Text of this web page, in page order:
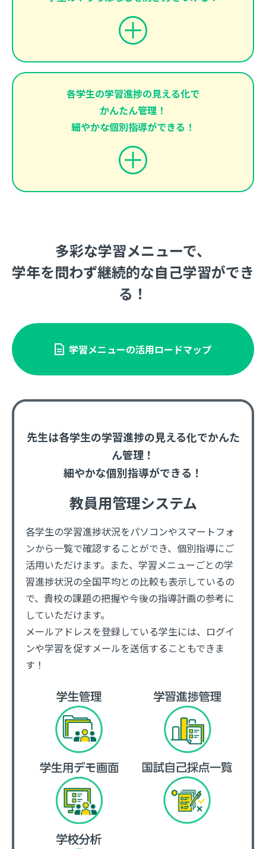
各学生の学習進捗の見える化で
かんたん管理！
細やかな個別指導ができる！
多彩な学習メニューで、
学年を問わず継続的な自己学習ができ
る！
学習メニューの活用ロードマップ
先生は各学生の学習進捗の見える化でかんた
ん管理！
細やかな個別指導ができる！
教員用管理システム
各学生の学習進捗状況をパソコンやスマートフォ
ンから一覧で確認することができ、個別指導にご
活用いただけます。また、学習メニューごとの学
習進捗状況の全国平均との比較も表示しているの
で、貴校の課題の把握や今後の指導計画の参考に
していただけます。
メールアドレスを登録している学生には、ログイ
ンや学習を促すメールを送信することもできま
す！